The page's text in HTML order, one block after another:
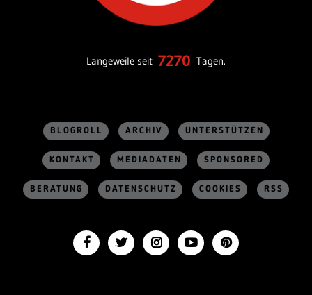
Langeweile seit 7270 Tagen.
BLOGROLL ARCHIV UNTERSTÜTZEN
KONTAKT MEDIADATEN SPONSORED
BERATUNG DATENSCHUTZ COOKIES RSS